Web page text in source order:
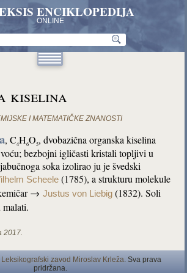
ENCIKLOPEDIJA
ONLINE
kiselina
I MATEMATIČKE ZNANOSTI
, C4H6O5, dvobazična organska kiselina
bezbojni igličasti kristali topljivi u
soka izolirao ju je švedski
Scheele (1785), a strukturu molekule
→Justus von Liebig (1832). Soli
malati.
2017.
Leksikografski zavod Miroslav Krleža. Sva prava
pridržana.